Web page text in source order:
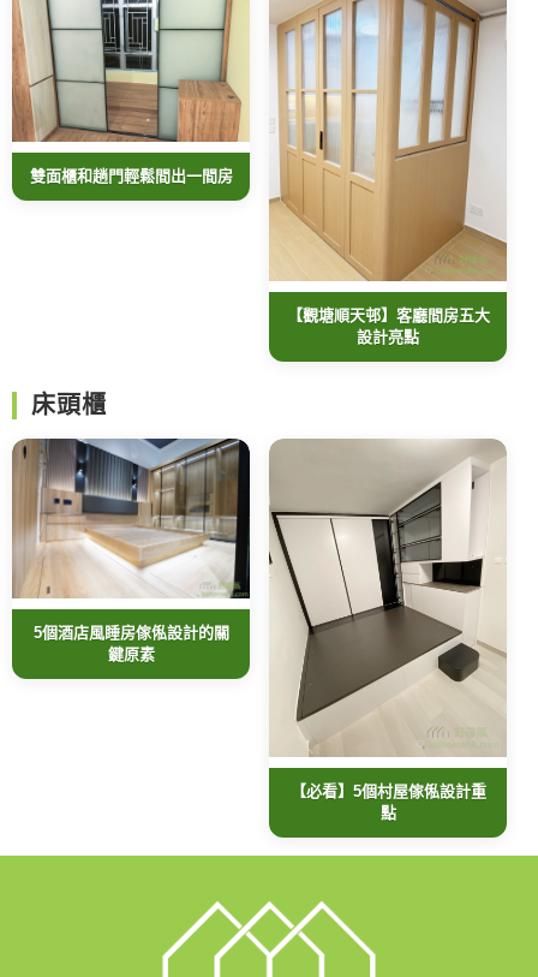
雙面櫃和趟門輕鬆間出一間房
【觀塘順天邨】客廳間房五大
設計亮點
床頭櫃
5個酒店風睡房傢俬設計的關
鍵原素
【必看】5個村屋傢俬設計重
點